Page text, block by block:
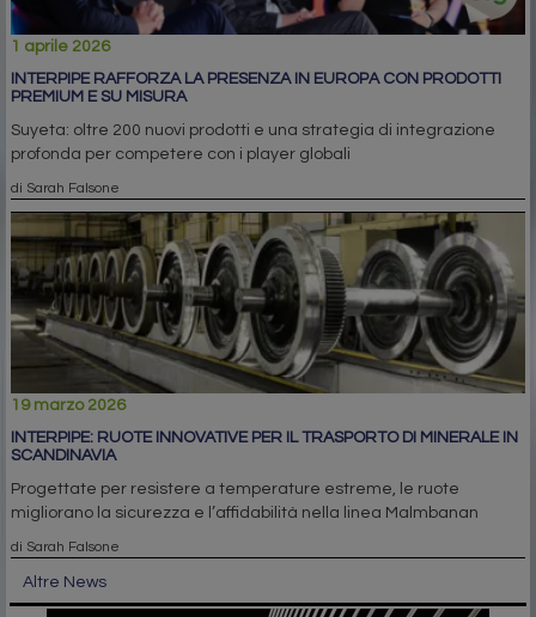
1 aprile 2026
INTERPIPE RAFFORZA LA PRESENZA IN EUROPA CON PRODOTTI
PREMIUM E SU MISURA
Suyeta: oltre 200 nuovi prodotti e una strategia di integrazione
profonda per competere con i player globali
di Sarah Falsone
19 marzo 2026
INTERPIPE: RUOTE INNOVATIVE PER IL TRASPORTO DI MINERALE IN
SCANDINAVIA
Progettate per resistere a temperature estreme, le ruote
migliorano la sicurezza e l’affidabilità nella linea Malmbanan
di Sarah Falsone
Altre News